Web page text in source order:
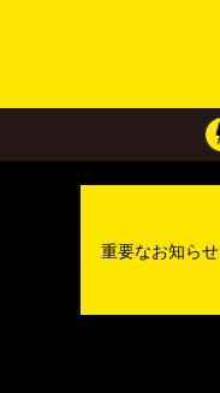
重要なお知らせ